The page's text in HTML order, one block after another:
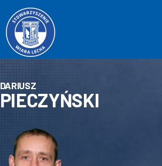
DARIUSZ
PIECZYŃSKI